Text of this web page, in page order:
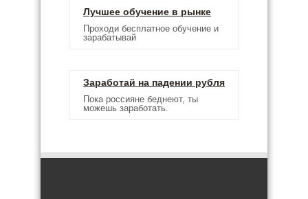
Лучшее обучение в рынке
Проходи бесплатное обучение и
зарабатывай
Заработай на падении рубля
Пока россияне беднеют, ты
можешь заработать.